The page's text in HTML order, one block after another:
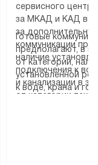
сервисного
за МКАД и КАД
за
коммуникации
наличие
подключения к
и канализации в
от категории
Готовые
предполагают, в
от категории,
установленной
к воде, крана и